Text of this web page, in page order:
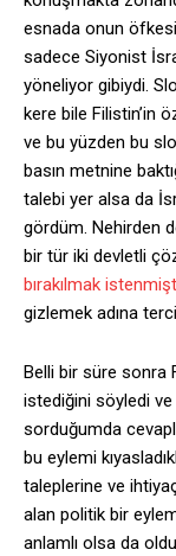
esnada onun
sadece Siyonist
yöneliyor gibiydi.
kere bile Filistin’in
ve bu yüzden bu
basın metnine
talebi yer alsa da
gördüm. Nehirden
bir tür iki devletli
bırakılmak
gizlemek adına
Belli bir süre sonra
istediğini söyledi ve
sorduğumda
bu eylemi
taleplerine ve
alan politik bir
anlamlı olsa da